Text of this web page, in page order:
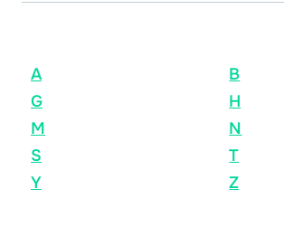
A B
G
H
M
N
S
T
Y
Z